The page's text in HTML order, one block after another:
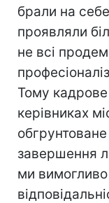
брали на себе
проявляли
не всі
Тому
керівниках
завершення
ми